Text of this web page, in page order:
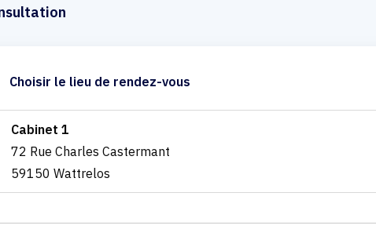
Choisir le lieu de rendez-vous
Cabinet 1
72 Rue Charles Castermant
59150 Wattrelos